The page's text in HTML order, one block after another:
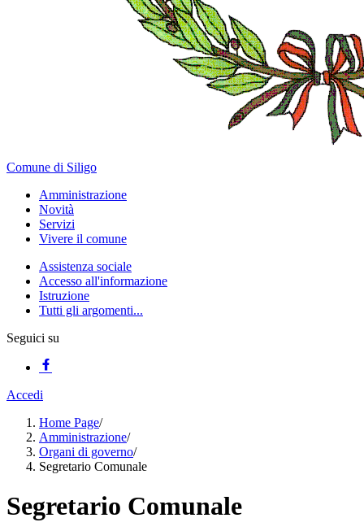
Comune di Siligo
Amministrazione
Novità
Servizi
Vivere il comune
Assistenza sociale
Accesso all'informazione
Istruzione
Tutti gli argomenti...
Seguici su
Accedi
Home Page/
Amministrazione/
Organi di governo/
Segretario Comunale
Segretario Comunale